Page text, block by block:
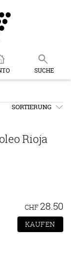
SUCHE
SORTIERUNG
Rioja
CHF 28.50